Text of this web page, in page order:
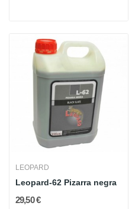
LEOPARD
Leopard-62 Pizarra negra
29,50 €